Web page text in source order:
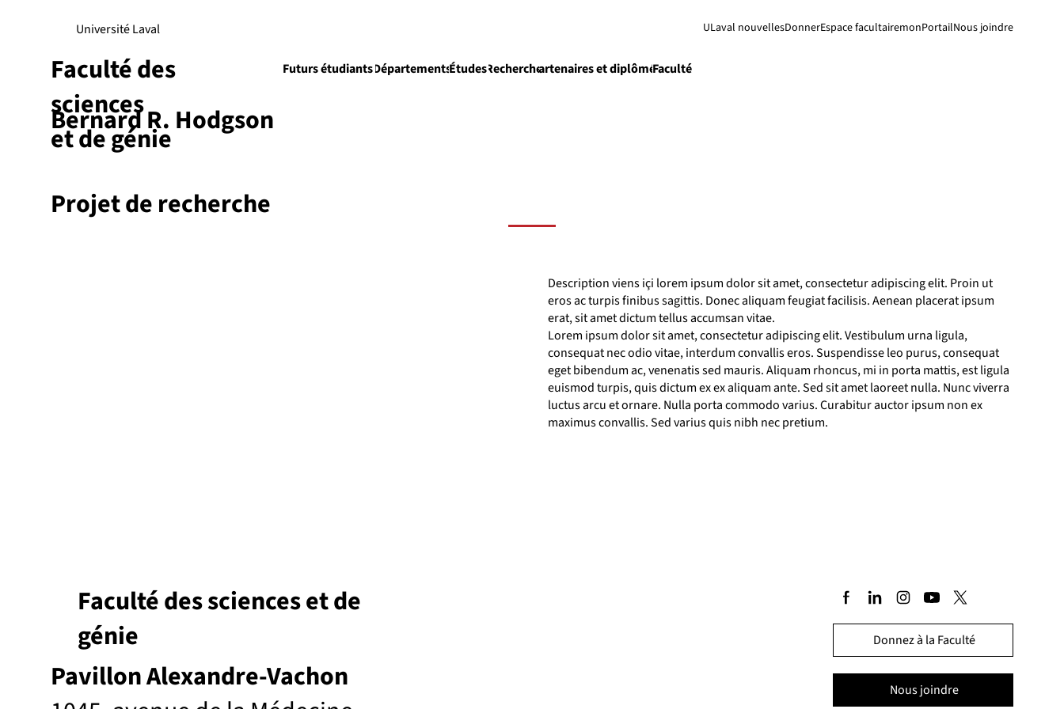
Bernard R. Hodgson
Université Laval ULaval nouvellesDonnerEspace facultairemonPortailNous joindre
Futurs étudiantsDépartementsÉtudesRecherchePartenaires et diplômésFaculté
Faculté des
sciences
et de génie
Projet de recherche
Description viens içi lorem ipsum dolor sit amet, consectetur adipiscing elit. Proin ut
eros ac turpis finibus sagittis. Donec aliquam feugiat facilisis. Aenean placerat ipsum
erat, sit amet dictum tellus accumsan vitae.
Lorem ipsum dolor sit amet, consectetur adipiscing elit. Vestibulum urna ligula,
consequat nec odio vitae, interdum convallis eros. Suspendisse leo purus, consequat
eget bibendum ac, venenatis sed mauris. Aliquam rhoncus, mi in porta mattis, est ligula
euismod turpis, quis dictum ex ex aliquam ante. Sed sit amet laoreet nulla. Nunc viverra
luctus arcu et ornare. Nulla porta commodo varius. Curabitur auctor ipsum non ex
maximus convallis. Sed varius quis nibh nec pretium.
Pavillon Alexandre-Vachon
Faculté des sciences et de
génie
Donnez à la Faculté
Nous joindre